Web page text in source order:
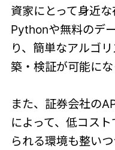
資家にとって身近な
Pythonや無料のデ
り、簡単なアルゴ
築・検証が可能にな
また、証券会社の
によって、低コス
られる環境も整い